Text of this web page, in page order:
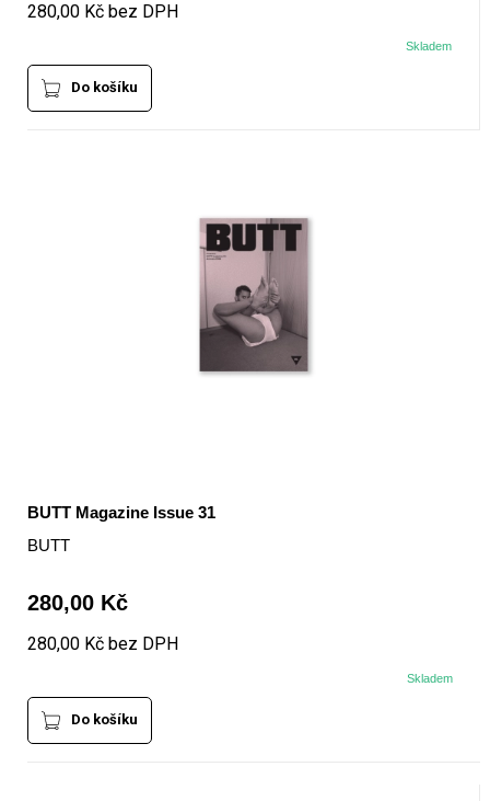
280,00 Kč bez DPH
Skladem
Do košíku
BUTT Magazine Issue 31
BUTT
280,00 Kč
280,00 Kč bez DPH
Skladem
Do košíku